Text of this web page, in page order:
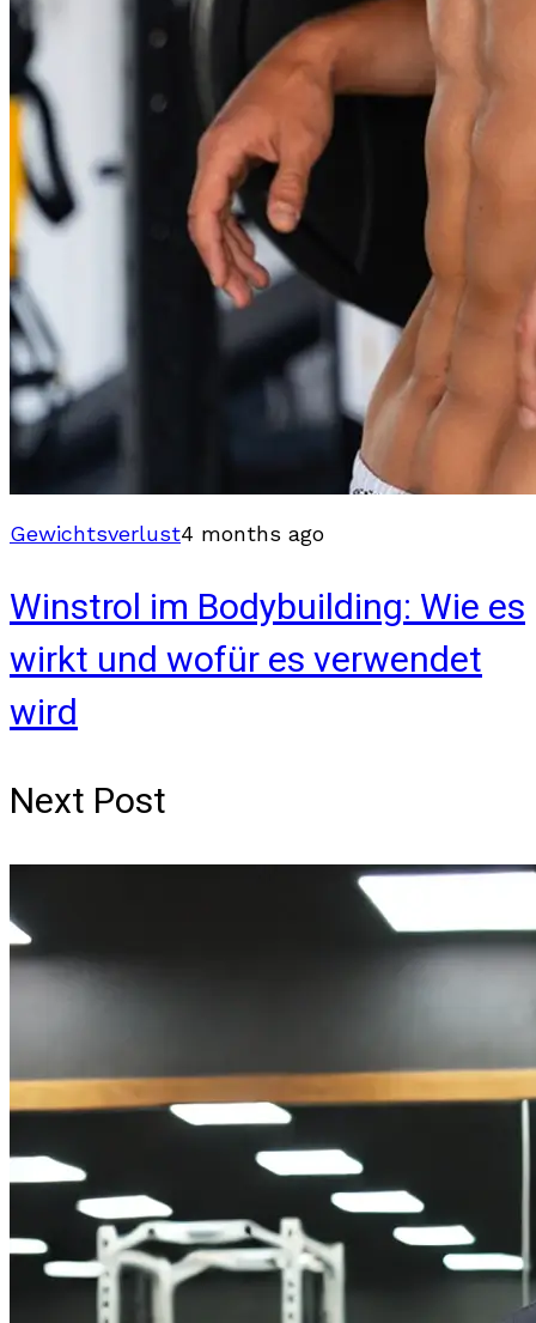
Gewichtsverlust4 months ago
Winstrol im Bodybuilding: Wie es
wirkt und wofür es verwendet
wird
Next Post